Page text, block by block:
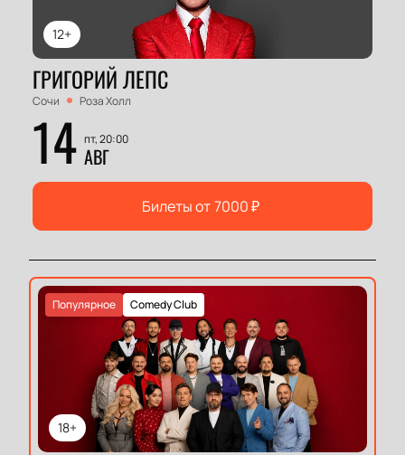
12+
ГРИГОРИЙ ЛЕПС
Сочи Роза Холл
14 пт, 20:00
АВГ
Билеты от7000₽
18+
Comedy Club
Популярное